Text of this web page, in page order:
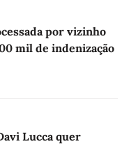
por vizinho
mil de indenização
Lucca quer